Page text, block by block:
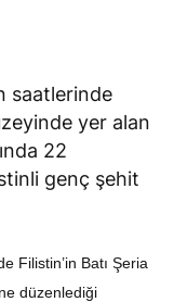
saatlerinde
yer alan
22
genç şehit
Filistin’in Batı Şeria
düzenlediği